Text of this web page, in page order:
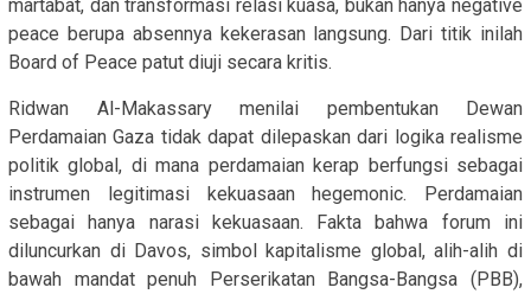
martabat, dan transformasi relasi kuasa, bukan hanya negative
peace berupa absennya kekerasan langsung. Dari titik inilah
Board of Peace patut diuji secara kritis.
Ridwan Al-Makassary menilai pembentukan Dewan
Perdamaian Gaza tidak dapat dilepaskan dari logika realisme
politik global, di mana perdamaian kerap berfungsi sebagai
instrumen legitimasi kekuasaan hegemonic. Perdamaian
sebagai hanya narasi kekuasaan. Fakta bahwa forum ini
diluncurkan di Davos, simbol kapitalisme global, alih-alih di
bawah mandat penuh Perserikatan Bangsa-Bangsa (PBB),